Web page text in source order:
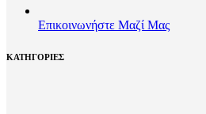
Επικοινωνήστε Μαζί Μας
ΚΑΤΗΓΟΡΙΕΣ